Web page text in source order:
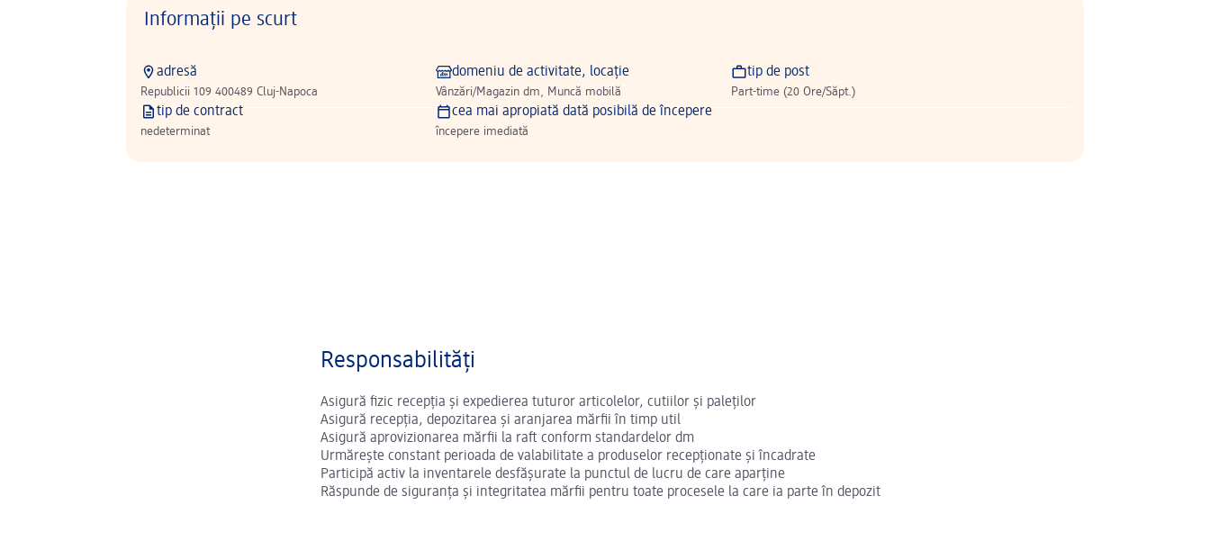
Informații pe scurt
adresă
Republicii 109 400489 Cluj-Napoca
domeniu de activitate, locație
Vânzări/Magazin dm, Muncă mobilă
tip de post
Part-time (20 Ore/Săpt.)
tip de contract
nedeterminat
cea mai apropiată dată posibilă de începere
începere imediată
Responsabilități
Asigură fizic recepția și expedierea tuturor articolelor, cutiilor și paleților
Asigură recepția, depozitarea și aranjarea mărfii în timp util
Asigură aprovizionarea mărfii la raft conform standardelor dm
Urmărește constant perioada de valabilitate a produselor recepționate și încadrate
Participă activ la inventarele desfășurate la punctul de lucru de care aparține
Răspunde de siguranța și integritatea mărfii pentru toate procesele la care ia parte în depozit